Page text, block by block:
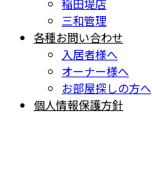
稲田堤店
三和管理
各種お問い合わせ
入居者様へ
オーナー様へ
お部屋探しの方へ
個人情報保護方針